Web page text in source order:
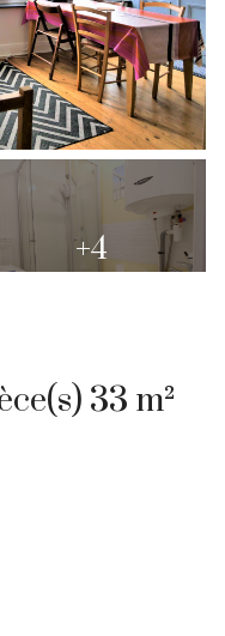
+4
Appartement 2 pièce(s) 33 m²